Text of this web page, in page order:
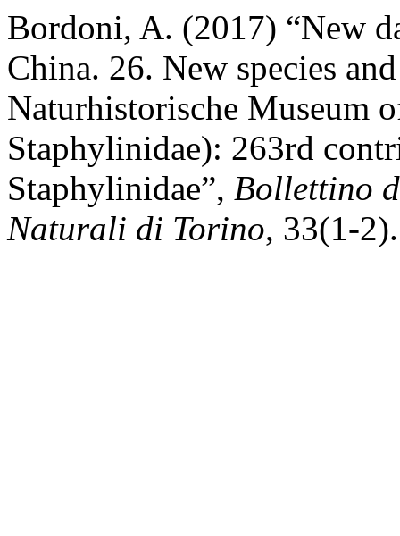
Bordoni, A. (2017) “New
China. 26. New species
Naturhistorische Museum
Staphylinidae): 263rd
Staphylinidae”, Bollettino
Naturali di Torino, 33(1-